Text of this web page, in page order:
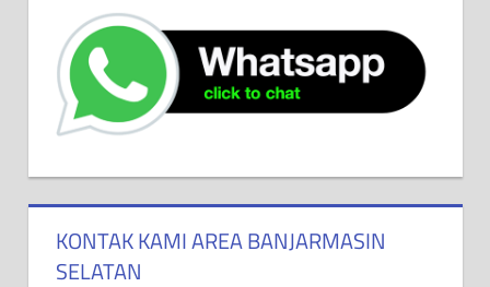
KONTAK KAMI AREA BANJARMASIN
SELATAN